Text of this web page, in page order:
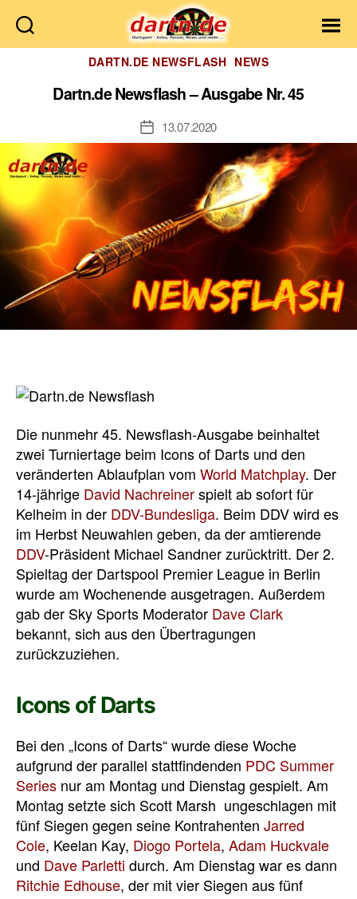
Dartn.de
Kategorien
DARTN.DE NEWSFLASH NEWS
Dartn.de Newsflash – Ausgabe Nr. 45
Veröffentlichungsdatum
13.07.2020
Die nunmehr 45. Newsflash-Ausgabe beinhaltet
zwei Turniertage beim Icons of Darts und den
veränderten Ablaufplan vom World Matchplay. Der
14-jährige David Nachreinerspielt ab sofort für
Kelheim in der DDV-Bundesliga. Beim DDV wird es
im Herbst Neuwahlen geben, da der amtierende
DDV-Präsident Michael Sandner zurücktritt. Der 2.
Spieltag der Dartspool Premier League in Berlin
wurde am Wochenende ausgetragen. Außerdem
gab der Sky Sports Moderator Dave Clark
bekannt, sich aus den Übertragungen
zurückzuziehen.
Icons of Darts
Bei den „Icons of Darts“ wurde diese Woche
aufgrund der parallel stattfindenden PDC Summer
Series nur am Montag und Dienstag gespielt. Am
Montag setzte sich Scott Marsh ungeschlagen mit
fünf Siegen gegen seine Kontrahenten Jarred
Cole, Keelan Kay, Diogo Portela, Adam Huckvale
und Dave Parletti durch. Am Dienstag war es dann
Ritchie Edhouse, der mit vier Siegen aus fünf